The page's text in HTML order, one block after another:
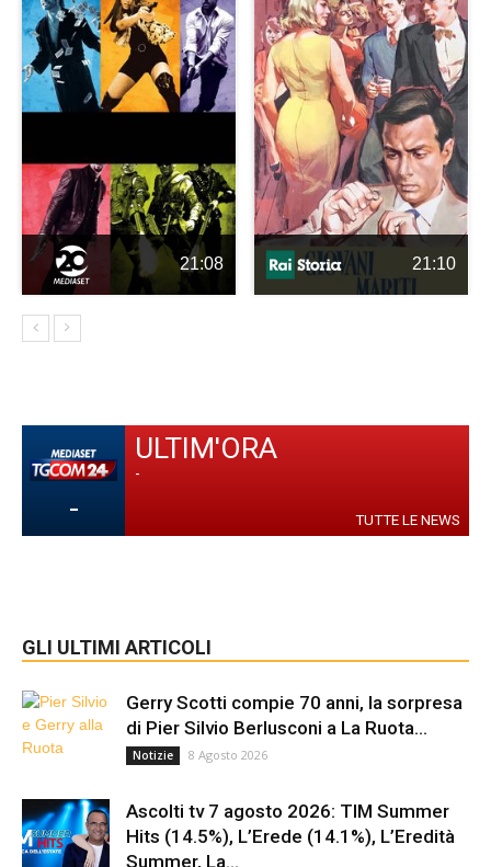
21:08 21:10
-
ULTIM'ORA
-
TUTTE LE NEWS
GLI ULTIMI ARTICOLI
Gerry Scotti compie 70 anni, la sorpresa
di Pier Silvio Berlusconi a La Ruota...
Notizie 8 Agosto 2026
Ascolti tv 7 agosto 2026: TIM Summer
Hits (14.5%), L’Erede (14.1%), L’Eredità
Summer, La...